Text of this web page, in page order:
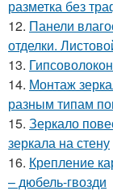
разметка без
12. Панели
отделки.
13.
14. Монтаж
разным типам
15. Зеркало
зеркала на стену
16. Крепление
– дюбель-гвозди